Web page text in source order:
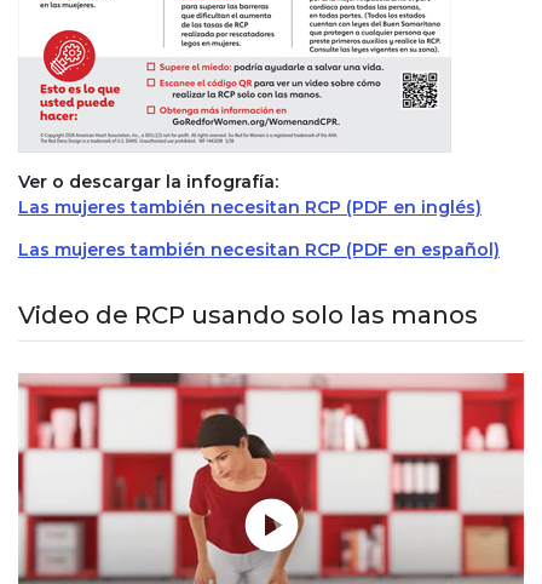
Ver o descargar la infografía:
Las mujeres también necesitan RCP (PDF en inglés)
Las mujeres también necesitan RCP (PDF en español)
Video de RCP usando solo las manos
Reproducir sin modo automático